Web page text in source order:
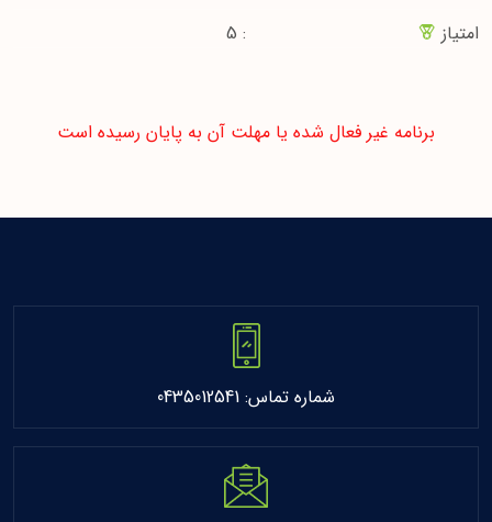
امتیاز
: 5
برنامه غیر فعال شده یا مهلت آن به پایان رسیده است
شماره تماس: 0435012541